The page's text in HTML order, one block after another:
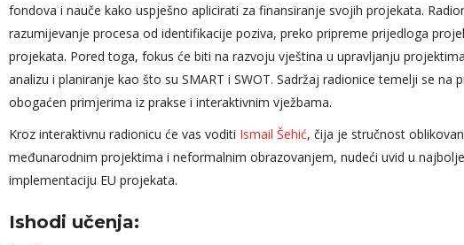
fondova i nauče kako uspješno aplicirati za finansiranje svojih projekata.
razumijevanje procesa od identifikacije poziva, preko pripreme prijedloga
projekata. Pored toga, fokus će biti na razvoju vještina u upravljanju
analizu i planiranje kao što su SMART i SWOT. Sadržaj radionice temelji se
obogaćen primjerima iz prakse i interaktivnim vježbama.
Kroz interaktivnu radionicu će vas voditi Ismail Šehić, čija je stručnost
međunarodnim projektima i neformalnim obrazovanjem, nudeći uvid u
implementaciju EU projekata.
Ishodi učenja:
Angažovanost predavača
tokom cijelog modula,
da slikovito približi ono o
čemu priča iz svog
dugogodišnjeg iskustva,
pažnju efikasno tokom
cijelog predavanja.